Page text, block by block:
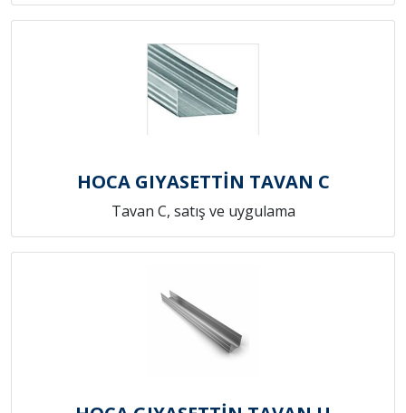
HOCA GIYASETTİN TAVAN C
Tavan C, satış ve uygulama